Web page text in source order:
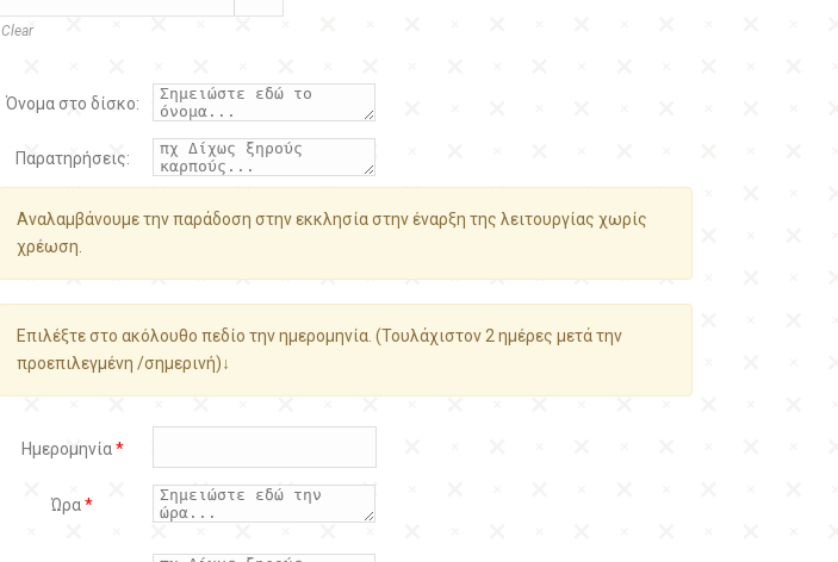
Clear
Όνομα στο δίσκο:
Παρατηρήσεις:
Αναλαμβάνουμε την παράδοση στην εκκλησία στην έναρξη της λειτουργίας χωρίς
χρέωση.
Επιλέξτε στο ακόλουθο πεδίο την ημερομηνία. (Τουλάχιστον 2 ημέρες μετά την
προεπιλεγμένη /σημερινή)↓
Ημερομηνία*
Ώρα*